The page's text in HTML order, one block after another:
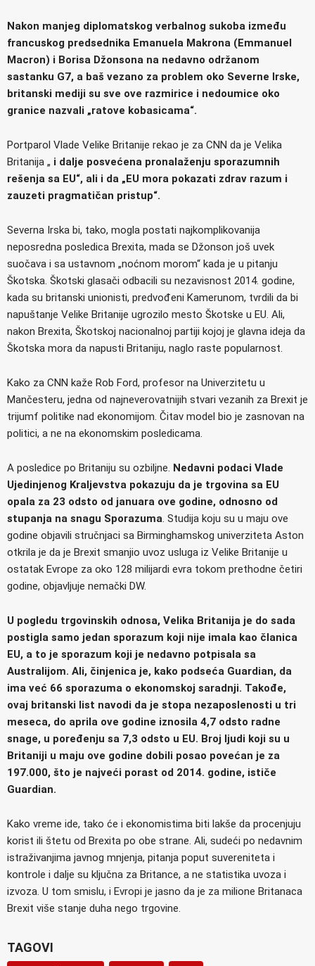
Nakon manjeg diplomatskog verbalnog sukoba između
francuskog predsednika Emanuela Makrona (Emmanuel
Macron) i Borisa Džonsona na nedavno održanom
sastanku G7, a baš vezano za problem oko Severne Irske,
britanski mediji su sve ove razmirice i nedoumice oko
granice nazvali „ratove kobasicama“.
Portparol Vlade Velike Britanije rekao je za CNN da je Velika
Britanija „ i dalje posvećena pronalaženju sporazumnih
rešenja sa EU“, ali i da „EU mora pokazati zdrav razum i
zauzeti pragmatičan pristup“.
Severna Irska bi, tako, mogla postati najkomplikovanija
neposredna posledica Brexita, mada se Džonson još uvek
suočava i sa ustavnom „noćnom morom“ kada je u pitanju
Škotska. Škotski glasači odbacili su nezavisnost 2014. godine,
kada su britanski unionisti, predvođeni Kamerunom, tvrdili da bi
napuštanje Velike Britanije ugrozilo mesto Škotske u EU. Ali,
nakon Brexita, Škotskoj nacionalnoj partiji kojoj je glavna ideja da
Škotska mora da napusti Britaniju, naglo raste popularnost.
Kako za CNN kaže Rob Ford, profesor na Univerzitetu u
Mančesteru, jedna od najneverovatnijih stvari vezanih za Brexit je
trijumf politike nad ekonomijom. Čitav model bio je zasnovan na
politici, a ne na ekonomskim posledicama.
A posledice po Britaniju su ozbiljne. Nedavni podaci Vlade
Ujedinjenog Kraljevstva pokazuju da je trgovina sa EU
opala za 23 odsto od januara ove godine, odnosno od
stupanja na snagu Sporazuma. Studija koju su u maju ove
godine objavili stručnjaci sa Birminghamskog univerziteta Aston
otkrila je da je Brexit smanjio uvoz usluga iz Velike Britanije u
ostatak Evrope za oko 128 milijardi evra tokom prethodne četiri
godine, objavljuje nemački DW.
U pogledu trgovinskih odnosa, Velika Britanija je do sada
postigla samo jedan sporazum koji nije imala kao članica
EU, a to je sporazum koji je nedavno potpisala sa
Australijom. Ali, činjenica je, kako podseća Guardian, da
ima već 66 sporazuma o ekonomskoj saradnji. Takođe,
ovaj britanski list navodi da je stopa nezaposlenosti u tri
meseca, do aprila ove godine iznosila 4,7 odsto radne
snage, u poređenju sa 7,3 odsto u EU. Broj ljudi koji su u
Britaniji u maju ove godine dobili posao povećan je za
197.000, što je najveći porast od 2014. godine, ističe
Guardian.
Kako vreme ide, tako će i ekonomistima biti lakše da procenjuju
korist ili štetu od Brexita po obe strane. Ali, sudeći po nedavnim
istraživanjima javnog mnjenja, pitanja poput suvereniteta i
kontrole i dalje su ključna za Britance, a ne statistika uvoza i
izvoza. U tom smislu, i Evropi je jasno da je za milione Britanaca
Brexit više stanje duha nego trgovine.
TAGOVI